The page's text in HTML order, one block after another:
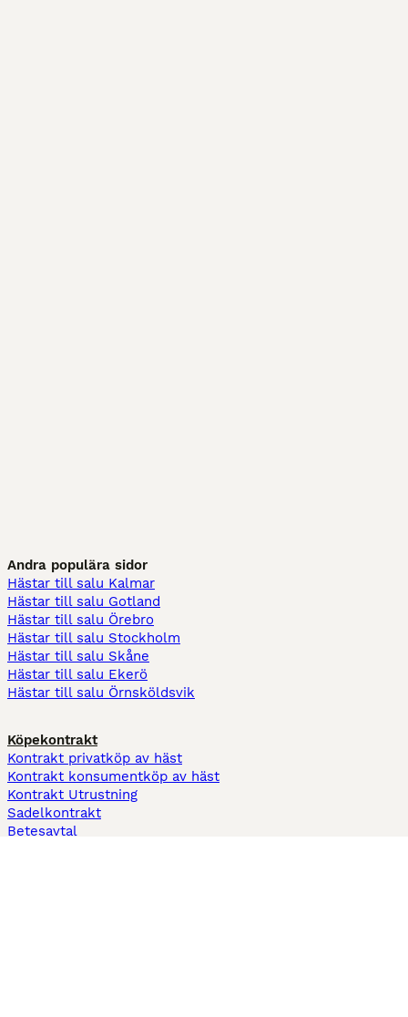
Andra populära sidor
Hästar till salu Kalmar
Hästar till salu Gotland
Hästar till salu Örebro
Hästar till salu Stockholm
Hästar till salu Skåne
Hästar till salu Ekerö
Hästar till salu Örnsköldsvik
Köpekontrakt
Kontrakt privatköp av häst
Kontrakt konsumentköp av häst
Kontrakt Utrustning
Sadelkontrakt
Betesavtal